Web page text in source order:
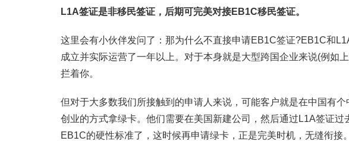
L1A签证是非移民签证，后期可完美对接EB1C移民签证。
这里会有小伙伴发问了：那为什么不直接申请EB1C签证?EB1C和
成立并实际运营了一年以上。对于本身就是大型跨国企业来说(例如
拦着你。
但对于大多数我们所接触到的申请人来说，可能客户就是在中国有
创业的方式拿绿卡。他们需要在美国新建公司，然后通过L1A签证
EB1C的硬性标准了，这时候再申请绿卡，正是完美时机，无缝衔接。